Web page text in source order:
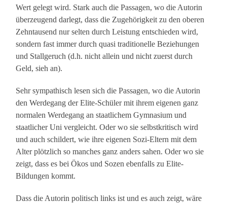
Wert gelegt wird. Stark auch die Passagen, wo die Autorin
überzeugend darlegt, dass die Zugehörigkeit zu den oberen
Zehntausend nur selten durch Leistung entschieden wird,
sondern fast immer durch quasi traditionelle Beziehungen
und Stallgeruch (d.h. nicht allein und nicht zuerst durch
Geld, sieh an).
Sehr sympathisch lesen sich die Passagen, wo die Autorin
den Werdegang der Elite-Schüler mit ihrem eigenen ganz
normalen Werdegang an staatlichem Gymnasium und
staatlicher Uni vergleicht. Oder wo sie selbstkritisch wird
und auch schildert, wie ihre eigenen Sozi-Eltern mit dem
Alter plötzlich so manches ganz anders sahen. Oder wo sie
zeigt, dass es bei Ökos und Sozen ebenfalls zu Elite-
Bildungen kommt.
Dass die Autorin politisch links ist und es auch zeigt, wäre